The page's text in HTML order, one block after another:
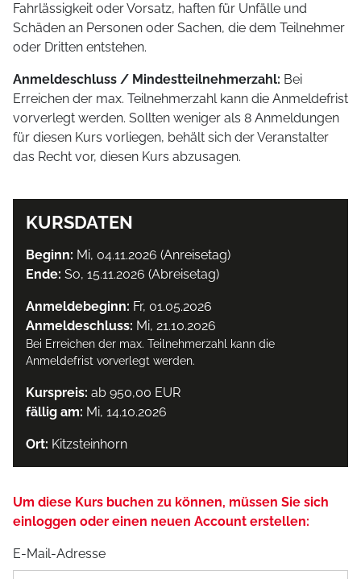
Fahrlässigkeit oder Vorsatz, haften für Unfälle und
Schäden an Personen oder Sachen, die dem Teilnehmer
oder Dritten entstehen.
Anmeldeschluss / Mindestteilnehmerzahl: Bei
Erreichen der max. Teilnehmerzahl kann die Anmeldefrist
vorverlegt werden. Sollten weniger als 8 Anmeldungen
für diesen Kurs vorliegen, behält sich der Veranstalter
das Recht vor, diesen Kurs abzusagen.
KURSDATEN
Beginn: Mi, 04.11.2026 (Anreisetag)
Ende: So, 15.11.2026 (Abreisetag)
Anmeldebeginn: Fr, 01.05.2026
Anmeldeschluss: Mi, 21.10.2026
Bei Erreichen der max. Teilnehmerzahl kann die
Anmeldefrist vorverlegt werden.
Kurspreis: ab 950,00 EUR
fällig am: Mi, 14.10.2026
Ort: Kitzsteinhorn
Um diese Kurs buchen zu können, müssen Sie sich
einloggen oder einen neuen Account erstellen:
E-Mail-Adresse